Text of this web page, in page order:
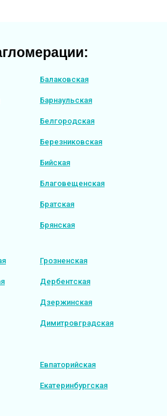
Балаковская
Барнаульская
Белгородская
Березниковская
Бийская
Благовещенская
Братская
Брянская
Грозненская
Дербентская
Дзержинская
Димитровградская
Евпаторийская
Екатеринбургская